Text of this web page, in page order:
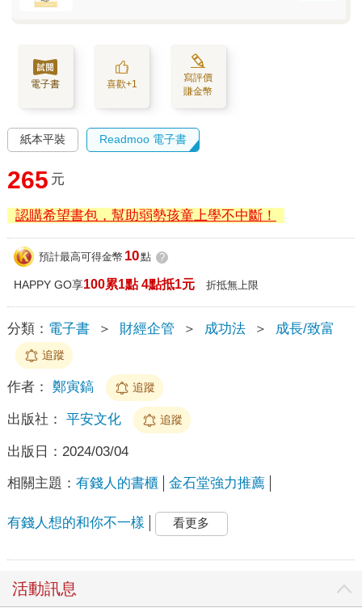
電子書 喜歡+1
寫評價
賺金幣
紙本平裝 Readmoo 電子書
265 元
認購希望書包，幫助弱勢孩童上學不中斷！
預計最高可得金幣 10點 ?
HAPPY GO享100累1點 4點抵1元 折抵無上限
分類： 電子書 ＞ 財經企管 ＞ 成功法 ＞ 成長/致富
追蹤
作者： 鄭寅鎬 追蹤
出版社： 平安文化 追蹤
出版日： 2024/03/04
相關主題： 有錢人的書櫃 金石堂強力推薦
有錢人想的和你不一樣 看更多
活動訊息